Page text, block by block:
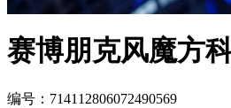
赛博朋克风魔方
编号：714112806072490569